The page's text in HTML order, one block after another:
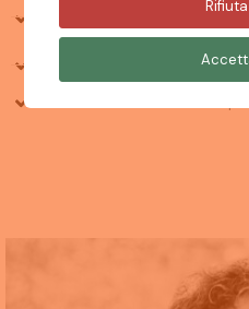
Communication soft skills 5
2024
Custode del gioco nel 2025